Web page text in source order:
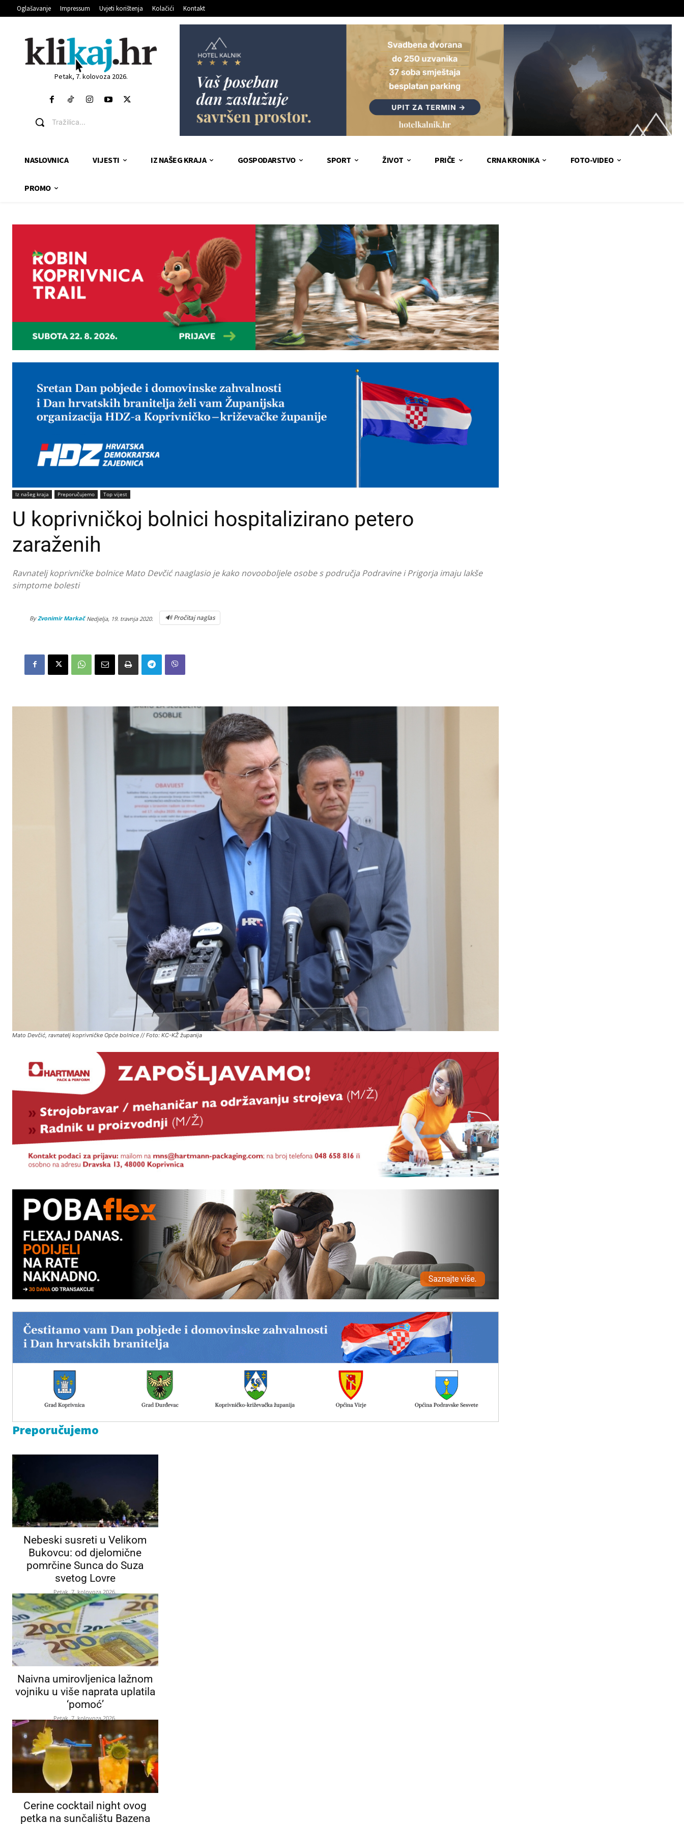
Oglašavanje Impressum Uvjeti korištenja Kolačići Kontakt
Petak, 7. kolovoza 2026.
Tražilica...
NASLOVNICA VIJESTI IZ NAŠEG KRAJA GOSPODARSTVO SPORT ŽIVOT PRIČE CRNA KRONIKA FOTO-VIDEO
PROMO
Iz našeg kraja Preporučujemo Top vijest
U koprivničkoj bolnici hospitalizirano petero
zaraženih
Ravnatelj koprivničke bolnice Mato Devčić naaglasio je kako novooboljele osobe s područja Podravine i Prigorja imaju lakše
simptome bolesti
By Zvonimir Markač Nedjelja, 19. travnja 2020. 🔊 Pročitaj naglas
Mato Devčić, ravnatelj koprivničke Opće bolnice // Foto: KC-KŽ županija
Preporučujemo
Nebeski susreti u Velikom
Bukovcu: od djelomične
pomrčine Sunca do Suza
svetog Lovre
Petak, 7. kolovoza 2026.
Naivna umirovljenica lažnom
vojniku u više naprata uplatila
‘pomoć’
Petak, 7. kolovoza 2026.
Cerine cocktail night ovog
petka na sunčalištu Bazena